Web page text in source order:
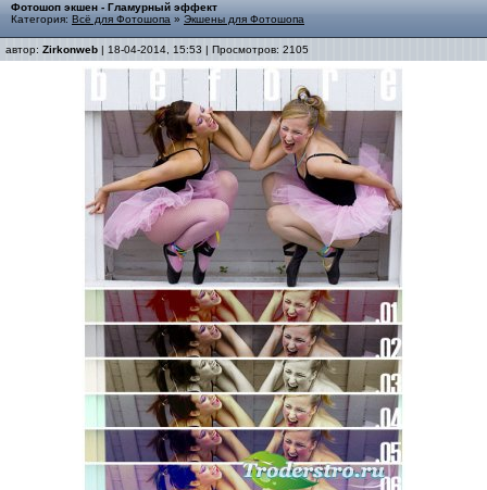
Фотошоп экшен - Гламурный эффект
Категория: Всё для Фотошопа » Экшены для Фотошопа
автор: Zirkonweb | 18-04-2014, 15:53 | Просмотров: 2105